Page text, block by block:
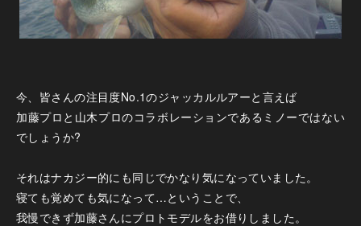
今、皆さんの注目度No.1のジャッカルルアーと言えば
加藤プロと山木プロのコラボレーションであるミノーではない
でしょうか?
それはナカジー的にも同じでかなり気になっていました。
寝ても覚めても気になって…ということで、
我慢できず加藤さんにプロトモデルをお借りしました。